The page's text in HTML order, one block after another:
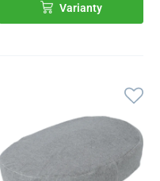
Varianty